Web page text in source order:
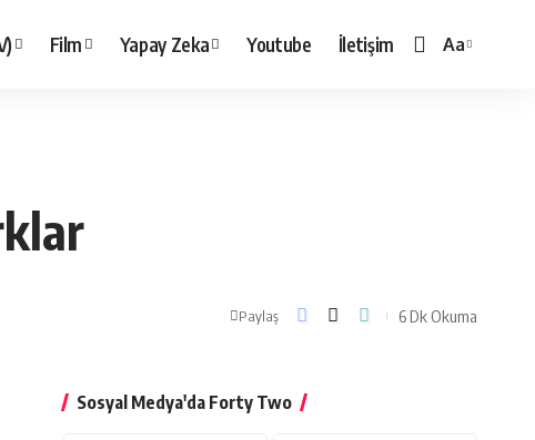
Film Yapay Zeka Youtube İletişim
Yazı
Aa
Paylaş 6 Dk Okuma
Sosyal Medya'da Forty Two